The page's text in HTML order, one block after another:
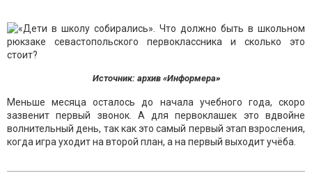
Источник: архив «Информера»
Меньше месяца осталось до начала учебного года, скоро
зазвенит первый звонок. А для первоклашек это вдвойне
волнительный день, так как это самый первый этап взросления,
когда игра уходит на второй план, а на первый выходит учёба.